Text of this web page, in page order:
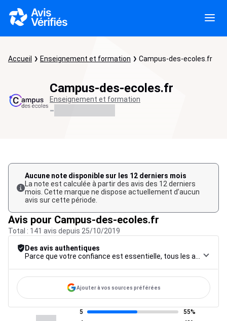
Accueil Enseignement et formation Campus-des-ecoles.fr
Campus-des-ecoles.fr
Enseignement et formation
-
Aucune note disponible sur les 12 derniers mois
La note est calculée à partir des avis des 12 derniers
mois. Cette marque ne dispose actuellement d’aucun
avis sur cette période.
Avis pour Campus-des-ecoles.fr
Total : 141 avis depuis 25/10/2019
Des avis authentiques
Ajouter à vos sources préférées
5
55%